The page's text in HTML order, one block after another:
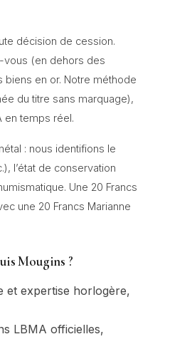
décision de cession.
vous (en dehors des
en or. Notre méthode
du titre sans marquage),
en temps réel.
: nous identifions le
l’état de conservation
Une 20 Francs
une 20 Francs Marianne
Mougins ?
et expertise horlogère,
LBMA officielles,